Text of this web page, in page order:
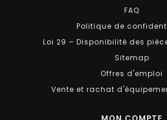
FAQ
Politique de
Loi 29 – Disponibilité des
Sitemap
Offres d'emploi
Vente et rachat